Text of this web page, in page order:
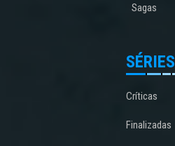
Sagas
SÉRIES
Críticas
Finalizadas